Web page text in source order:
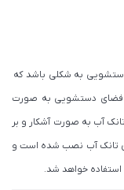
به شکلی باشد که
فضای دستشویی به صورت
آب به صورت آشکار و بر
تانک آب نصب شده است و
استفاده خواهد شد.